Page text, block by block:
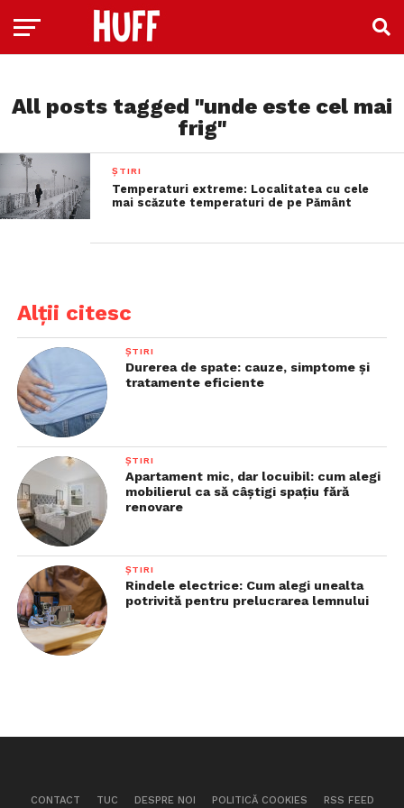
All posts tagged "unde este cel mai
frig"
ȘTIRI
Temperaturi extreme: Localitatea cu cele
mai scăzute temperaturi de pe Pământ
Alții citesc
ȘTIRI
Durerea de spate: cauze, simptome și
tratamente eficiente
ȘTIRI
Apartament mic, dar locuibil: cum alegi
mobilierul ca să câștigi spațiu fără
renovare
ȘTIRI
Rindele electrice: Cum alegi unealta
potrivită pentru prelucrarea lemnului
CONTACT TUC DESPRE NOI POLITICĂ COOKIES RSS FEED